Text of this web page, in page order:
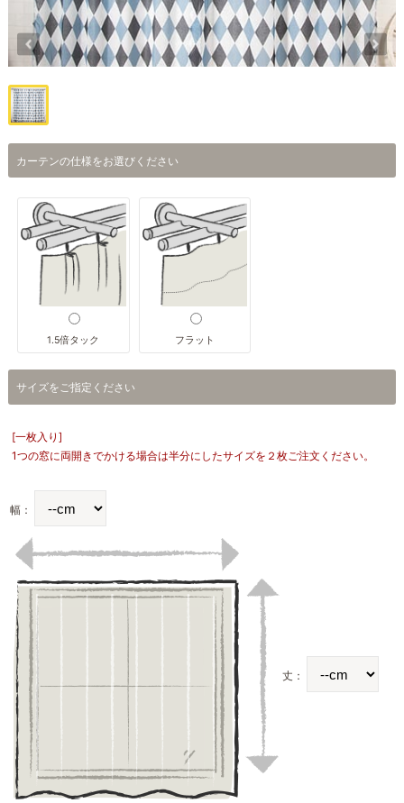
カーテンの仕様をお選びください
1.5倍タック フラット
サイズをご指定ください
[一枚入り]
1つの窓に両開きでかける場合は半分にしたサイズを２枚ご注文ください。
幅：
丈：